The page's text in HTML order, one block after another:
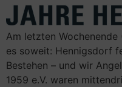
Am letzten
es soweit: Hennigsdorf
Bestehen – und wir
1959 e.V. waren